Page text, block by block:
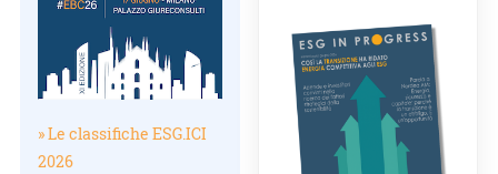
» Le classifiche ESG.ICI
2026